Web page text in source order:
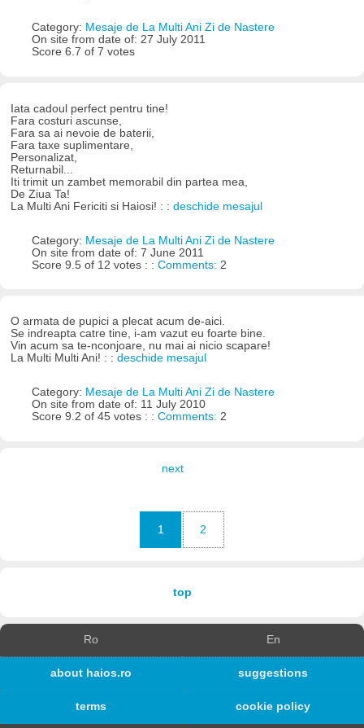
Category: Mesaje de La Multi Ani Zi de Nastere
On site from date of: 27 July 2011
Score 6.7 of 7 votes
Iata cadoul perfect pentru tine!
Fara costuri ascunse,
Fara sa ai nevoie de baterii,
Fara taxe suplimentare,
Personalizat,
Returnabil...
Iti trimit un zambet memorabil din partea mea,
De Ziua Ta!
La Multi Ani Fericiti si Haiosi! : :deschide mesajul
Category: Mesaje de La Multi Ani Zi de Nastere
On site from date of: 7 June 2011
Score 9.5 of 12 votes : : Comments: 2
O armata de pupici a plecat acum de-aici.
Se indreapta catre tine, i-am vazut eu foarte bine.
Vin acum sa te-nconjoare, nu mai ai nicio scapare!
La Multi Multi Ani! : :deschide mesajul
Category: Mesaje de La Multi Ani Zi de Nastere
On site from date of: 11 July 2010
Score 9.2 of 45 votes : : Comments: 2
next
1 2
top
Ro En
about haios.ro suggestions
terms cookie policy